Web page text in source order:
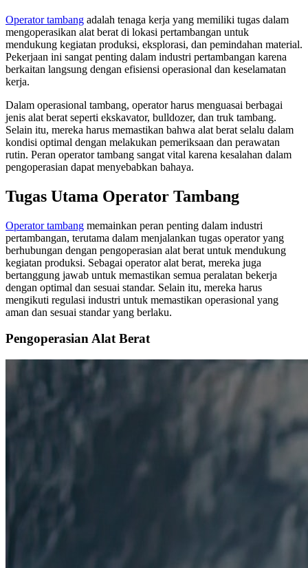
Operator tambang adalah tenaga kerja yang memiliki tugas dalam
mengoperasikan alat berat di lokasi pertambangan untuk
mendukung kegiatan produksi, eksplorasi, dan pemindahan material.
Pekerjaan ini sangat penting dalam industri pertambangan karena
berkaitan langsung dengan efisiensi operasional dan keselamatan
kerja.
Dalam operasional tambang, operator harus menguasai berbagai
jenis alat berat seperti ekskavator, bulldozer, dan truk tambang.
Selain itu, mereka harus memastikan bahwa alat berat selalu dalam
kondisi optimal dengan melakukan pemeriksaan dan perawatan
rutin. Peran operator tambang sangat vital karena kesalahan dalam
pengoperasian dapat menyebabkan bahaya.
Tugas Utama Operator Tambang
Operator tambang memainkan peran penting dalam industri
pertambangan, terutama dalam menjalankan tugas operator yang
berhubungan dengan pengoperasian alat berat untuk mendukung
kegiatan produksi. Sebagai operator alat berat, mereka juga
bertanggung jawab untuk memastikan semua peralatan bekerja
dengan optimal dan sesuai standar. Selain itu, mereka harus
mengikuti regulasi industri untuk memastikan operasional yang
aman dan sesuai standar yang berlaku.
Pengoperasian Alat Berat